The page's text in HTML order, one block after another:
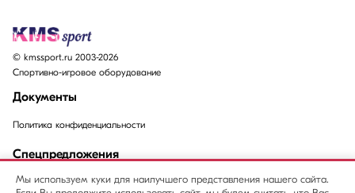
Мы используем куки для наилучшего представления нашего сайта.
© kmssport.ru 2003-2026
Спортивно-игровое оборудование
Документы
Политика конфиденциальности
Спецпредложения
Акции